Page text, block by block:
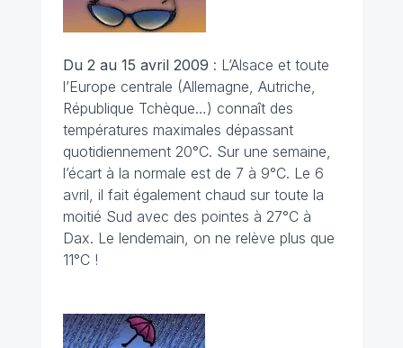
Du 2 au 15 avril 2009 : L’Alsace et toute
l’Europe centrale (Allemagne, Autriche,
République Tchèque…) connaît des
températures maximales dépassant
quotidiennement 20°C. Sur une semaine,
l’écart à la normale est de 7 à 9°C. Le 6
avril, il fait également chaud sur toute la
moitié Sud avec des pointes à 27°C à
Dax. Le lendemain, on ne relève plus que
11°C !